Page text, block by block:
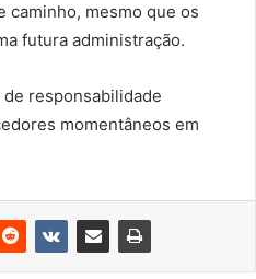
caminho, mesmo que os
futura administração.
de responsabilidade
momentâneos em